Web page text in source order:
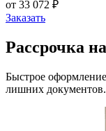
от 33 072 ₽
Заказать
Рассрочка
Быстрое
лишних документов.